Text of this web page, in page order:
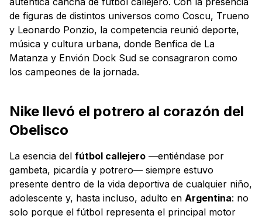
de figuras de distintos universos como Coscu, Trueno
y Leonardo Ponzio, la competencia reunió deporte,
música y cultura urbana, donde Benfica de La
Matanza y Envión Dock Sud se consagraron como
los campeones de la jornada.
Nike llevó el potrero al corazón del
Obelisco
La esencia del fútbol callejero —entiéndase por
gambeta, picardía y potrero— siempre estuvo
presente dentro de la vida deportiva de cualquier niño,
adolescente y, hasta incluso, adulto en Argentina: no
solo porque el fútbol representa el principal motor